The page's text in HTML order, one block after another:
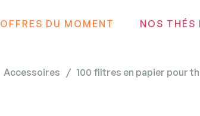
OFFRES DU MOMENT NOS THÉS
Accessoires / 100 filtres en papier pour